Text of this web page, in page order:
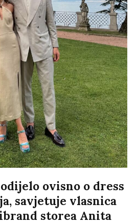
ovisno o dress
savjetuje vlasnica
storea Anita